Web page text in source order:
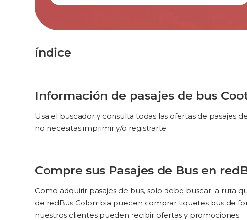
índice
Información de pasajes de bus
Usa el buscador y consulta todas las ofertas de pasajes
no necesitas imprimir y/o registrarte.
Compre sus Pasajes de Bus en
Como adquirir pasajes de bus, solo debe buscar la ruta
de redBus Colombia pueden comprar tiquetes bus de
nuestros clientes pueden recibir ofertas y promociones.